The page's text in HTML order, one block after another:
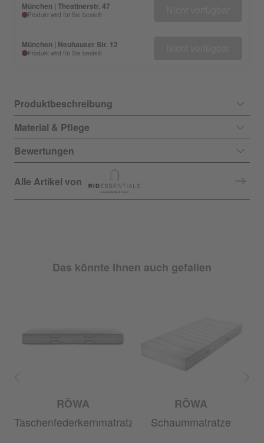
München | Theatinerstr. 47
Produkt wird für Sie bestellt
München | Neuhauser Str. 12
Produkt wird für Sie bestellt
Produktbeschreibung
Material & Pflege
Bewertungen
Alle Artikel von
Das könnte Ihnen auch gefallen
RÖWA
Taschenfederkernmatratze
RÖWA
Schaummatratze